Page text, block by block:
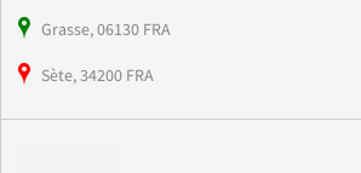
Grasse, 06130 FRA
Sète, 34200 FRA